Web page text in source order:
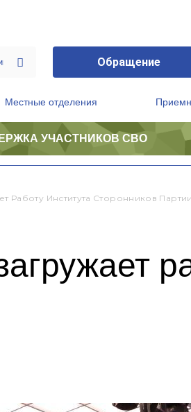
Обращение
Местные отделения
УЧАСТНИКОВ СВО
Работу Института Сторонников Партии